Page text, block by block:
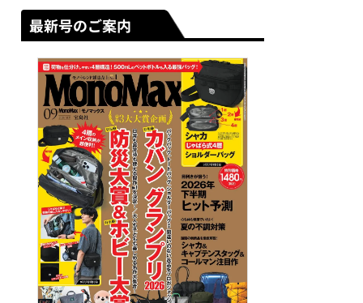
最新号のご案内